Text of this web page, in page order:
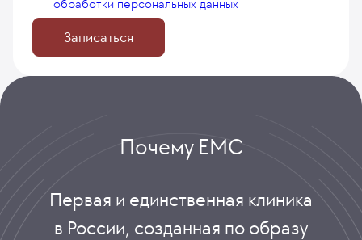
обработки персональных данных
Записаться
Почему ЕМС
Первая и единственная клиника
в России, созданная по образу